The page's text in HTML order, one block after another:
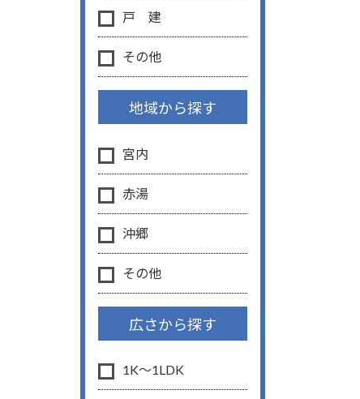
戸 建
その他
地域から探す
宮内
赤湯
沖郷
その他
広さから探す
1K〜1LDK